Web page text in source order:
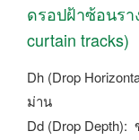
ดรอปฝ้าซ้อนรา
curtain tracks)
Dh (Drop
ม่าน
Dd (Drop